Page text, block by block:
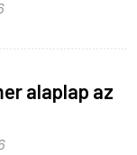
alaplap az